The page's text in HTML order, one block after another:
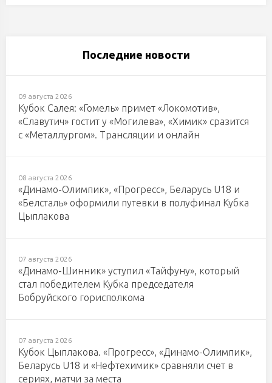
Последние новости
09 августа 2026
Кубок Салея: «Гомель» примет «Локомотив»,
«Славутич» гостит у «Могилева», «Химик» сразится
с «Металлургом». Трансляции и онлайн
08 августа 2026
«Динамо-Олимпик», «Прогресс», Беларусь U18 и
«Белсталь» оформили путевки в полуфинал Кубка
Цыплакова
07 августа 2026
«Динамо-Шинник» уступил «Тайфуну», который
стал победителем Кубка председателя
Бобруйского горисполкома
07 августа 2026
Кубок Цыплакова. «Прогресс», «Динамо-Олимпик»,
Беларусь U18 и «Нефтехимик» сравняли счет в
сериях, матчи за места